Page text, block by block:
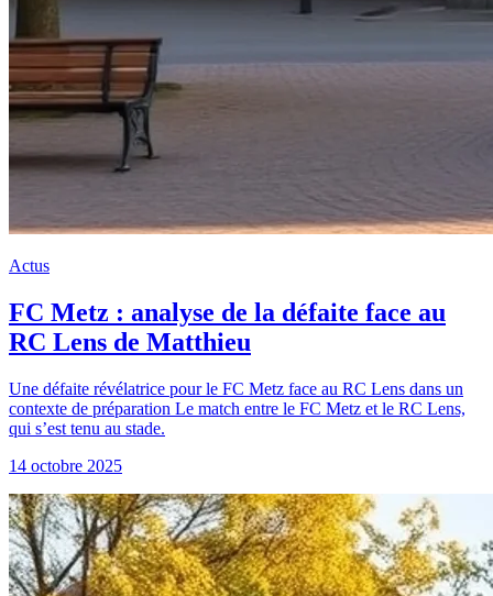
Actus
FC Metz : analyse de la défaite face au
RC Lens de Matthieu
Une défaite révélatrice pour le FC Metz face au RC Lens dans un
contexte de préparation Le match entre le FC Metz et le RC Lens,
qui s’est tenu au stade.
14 octobre 2025